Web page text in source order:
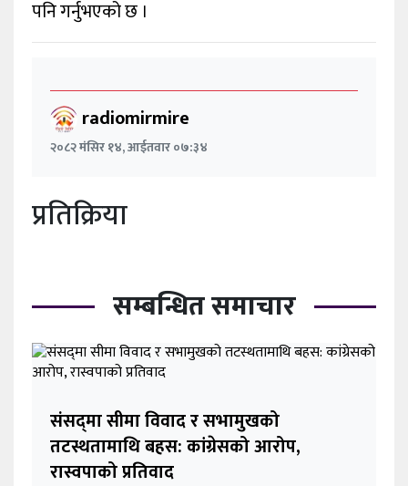
पनि गर्नुभएको छ ।
radiomirmire
२०८२ मंसिर १४, आईतवार ०७:३४
प्रतिक्रिया
सम्बन्धित समाचार
संसद्‌मा सीमा विवाद र सभामुखको
तटस्थतामाथि बहस: कांग्रेसको आरोप,
रास्वपाको प्रतिवाद